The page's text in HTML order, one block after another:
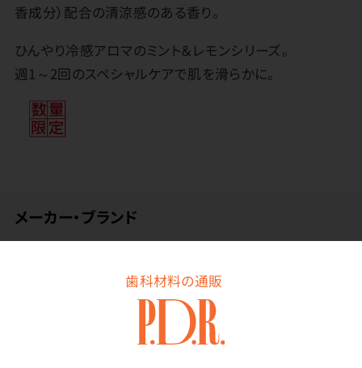
歯科材料の通販
香成分）配合の清涼感のある香り。
ひんやり冷感アロマのミント＆レモンシリーズ。
週1～2回のスペシャルケアで肌を滑らかに。
メーカー・ブランド